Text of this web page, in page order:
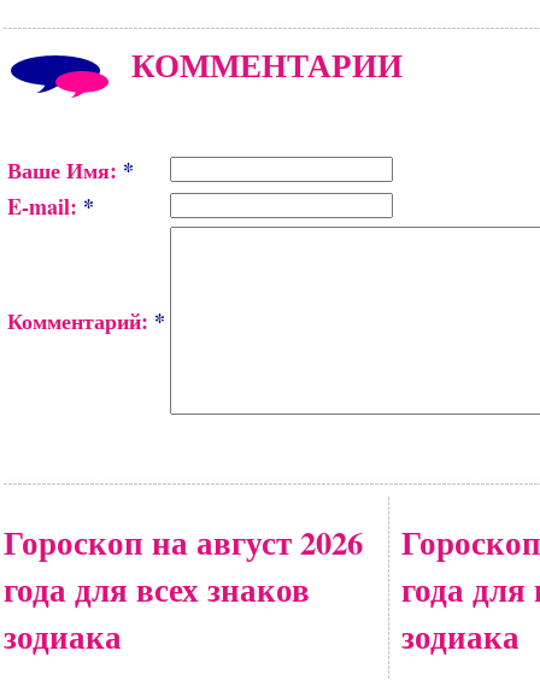
КОММЕНТАРИИ
Ваше Имя: *
E-mail: *
Комментарий: *
Гороскоп на август 2026
года для всех знаков
зодиака
года для
зодиака